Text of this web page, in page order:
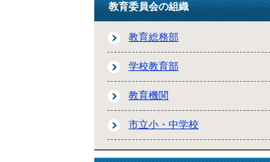
教育委員会の組織
教育総務部
学校教育部
教育機関
市立小・中学校